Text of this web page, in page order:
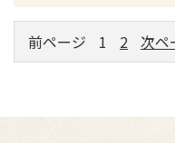
前ページ 1 2 次ペ